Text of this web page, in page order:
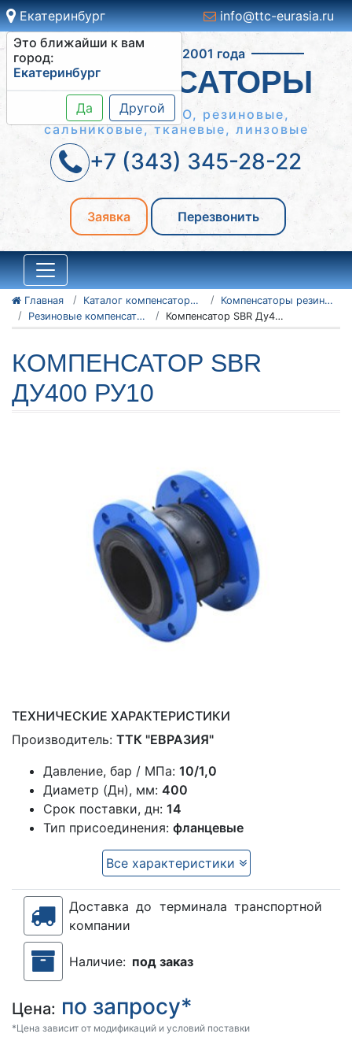
Екатеринбург
Это ближайши к вам
город:
Екатеринбург
Да Другой
info@ttc-eurasia.ru
Работаем с 2001 года
КОМПЕНСАТОРЫ
Сильфонные КСО, резиновые,
сальниковые, тканевые, линзовые
+7 (343) 345-28-22
Заявка Перезвонить
Главная Каталог компенсаторов
Компенсаторы резиновые антивибрационные
Резиновые компенсаторы SBR
Компенсатор SBR Ду400 Ру10
КОМПЕНСАТОР SBR
ДУ400 РУ10
ТЕХНИЧЕСКИЕ ХАРАКТЕРИСТИКИ
Производитель: ТТК "ЕВРАЗИЯ"
Давление, бар / МПа: 10/1,0
Диаметр (Дн), мм: 400
Срок поставки, дн: 14
Тип присоединения: фланцевые
Все характеристики
Доставка до терминала транспортной
компании
Наличие: под заказ
Цена: по запросу*
*Цена зависит от модификаций и условий поставки